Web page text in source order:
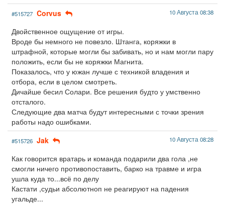
#515727 Corvus 10 Августа 08:38
Двойственное ощущение от игры.
Вроде бы немного не повезло. Штанга, коряжки в
штрафной, которые могли бы забивать, но и нам могли пару
положить, если бы не коряжки Магнита.
Показалось, что у южан лучше с техникой владения и
отбора, если в целом смотреть.
Дичайше бесил Солари. Все решения будто у умственно
отсталого.
Следующие два матча будут интересными с точки зрения
работы надо ошибками.
#515726 Jak 10 Августа 08:28
Как говорится вратарь и команда подарили два гола ,не
смогли ничего противопоставить, барко на травме и игра
ушла куда то...всё по делу
Кастати ,судьи абсолютноп не реагируют на падения
угальде...